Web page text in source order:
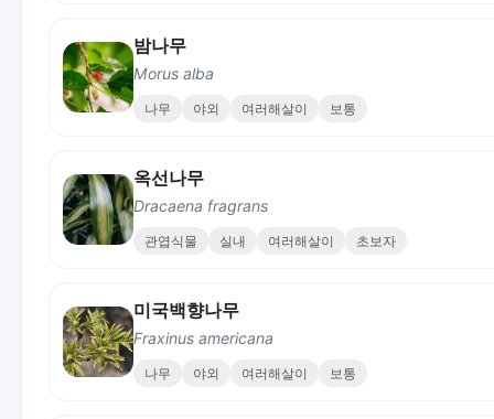
밤나무
Morus alba
나무 야외 여러해살이 보통
옥선나무
Dracaena fragrans
관엽식물 실내 여러해살이 초보자
미국백향나무
Fraxinus americana
나무 야외 여러해살이 보통